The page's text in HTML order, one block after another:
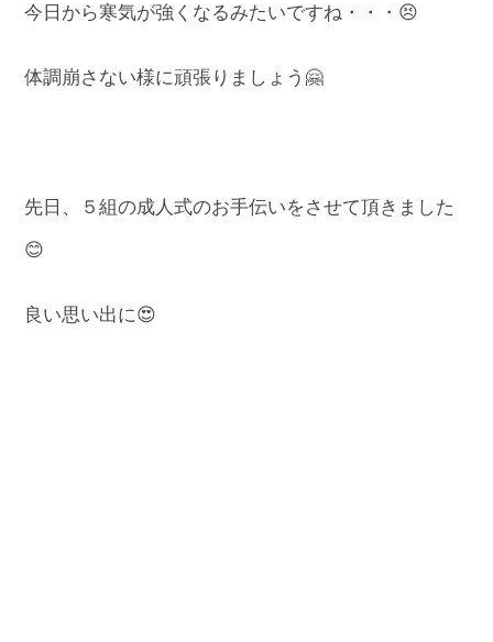
今日から寒気が強くなるみたいですね・・・😣
体調崩さない様に頑張りましょう🤗
先日、５組の成人式のお手伝いをさせて頂きました
😊
良い思い出に😍